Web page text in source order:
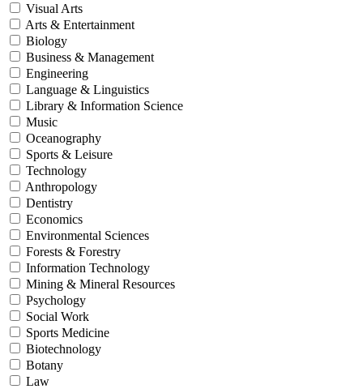
Visual Arts
Arts & Entertainment
Biology
Business & Management
Engineering
Language & Linguistics
Library & Information Science
Music
Oceanography
Sports & Leisure
Technology
Anthropology
Dentistry
Economics
Environmental Sciences
Forests & Forestry
Information Technology
Mining & Mineral Resources
Psychology
Social Work
Sports Medicine
Biotechnology
Botany
Law